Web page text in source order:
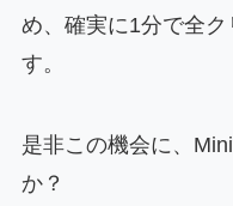
め、確実に1分で全
す。
是非この機会に、
か？